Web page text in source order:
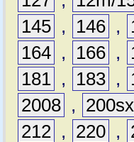
145 , 146 ,
164 , 166 ,
181 , 183 ,
2008 , 200sx
212 , 220 ,